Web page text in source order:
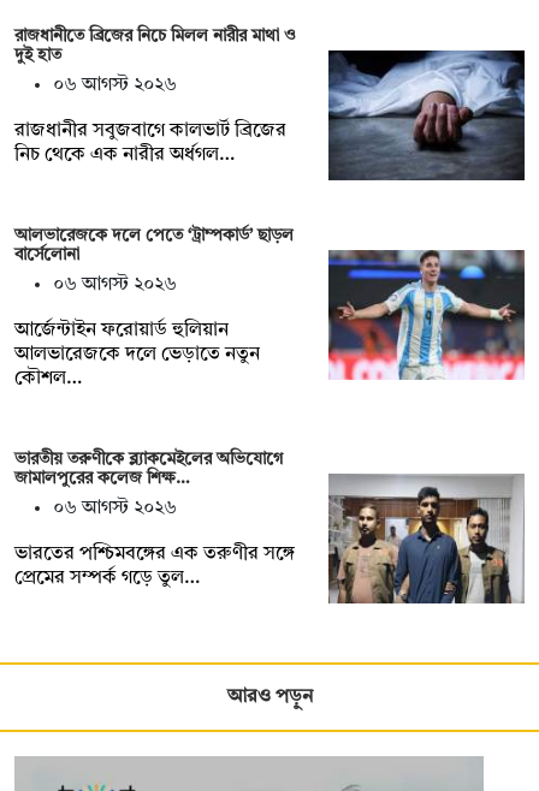
রাজধানীতে ব্রিজের নিচে মিলল নারীর মাথা ও
দুই হাত
০৬ আগস্ট ২০২৬
রাজধানীর সবুজবাগে কালভার্ট ব্রিজের
নিচ থেকে এক নারীর অর্ধগল…
আলভারেজকে দলে পেতে ‘ট্রাম্পকার্ড’ ছাড়ল
বার্সেলোনা
০৬ আগস্ট ২০২৬
আর্জেন্টাইন ফরোয়ার্ড হুলিয়ান
আলভারেজকে দলে ভেড়াতে নতুন
কৌশল…
ভারতীয় তরুণীকে ব্ল্যাকমেইলের অভিযোগে
জামালপুরের কলেজ শিক্ষ…
০৬ আগস্ট ২০২৬
ভারতের পশ্চিমবঙ্গের এক তরুণীর সঙ্গে
প্রেমের সম্পর্ক গড়ে তুল…
আরও পড়ুন